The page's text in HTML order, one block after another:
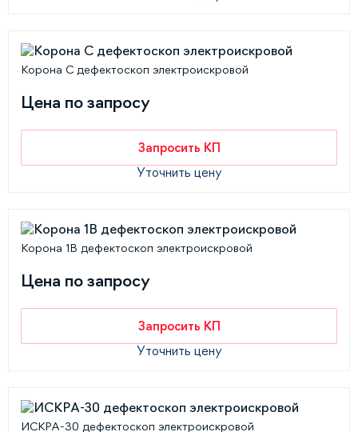
Корона С дефектоскоп электроискровой
Цена по запросу
Запросить КП
Уточнить цену
Корона 1В дефектоскоп электроискровой
Цена по запросу
Запросить КП
Уточнить цену
ИСКРА-30 дефектоскоп электроискровой